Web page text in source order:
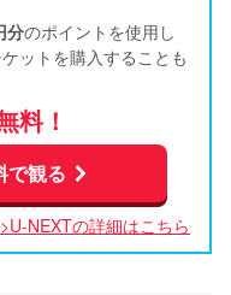
分のポイントを使用し
ットを購入することも
料！
で観る
>U-NEXTの詳細はこちら